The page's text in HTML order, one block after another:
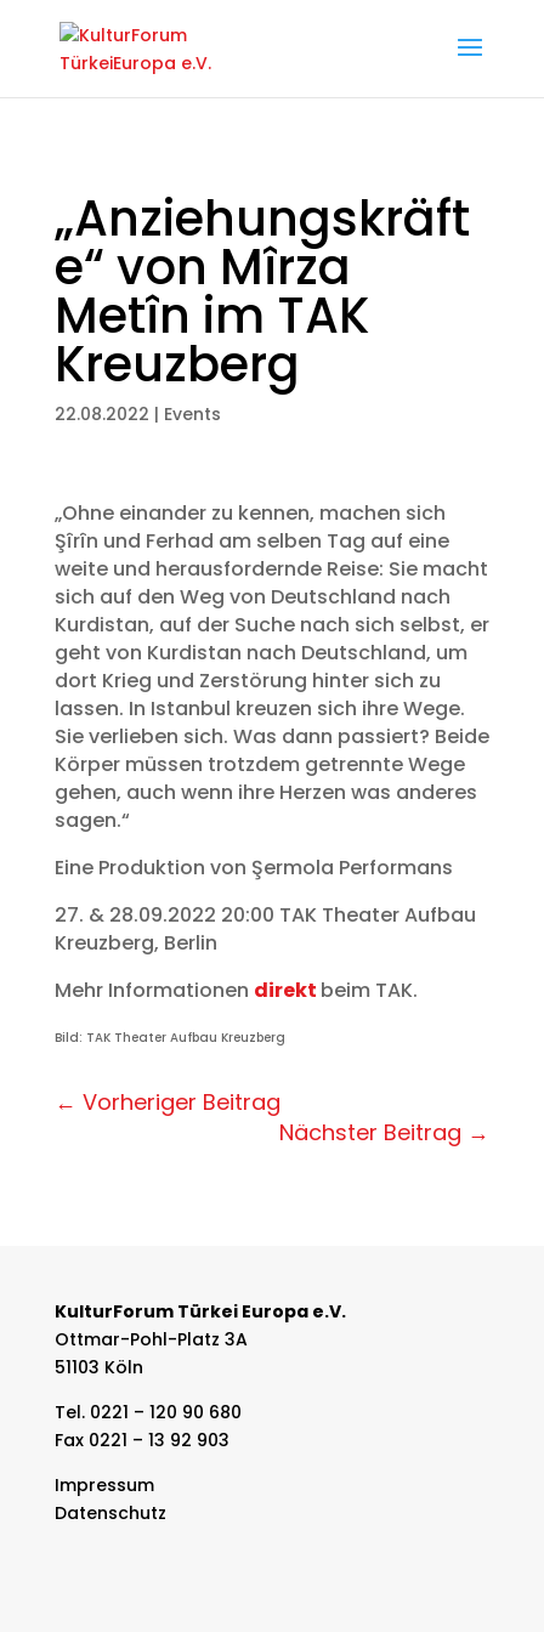
„Anziehungskräft
e“ von Mîrza
Metîn im TAK
Kreuzberg
22.08.2022 | Events
„Ohne einander zu kennen, machen sich
Şîrîn und Ferhad am selben Tag auf eine
weite und herausfordernde Reise: Sie macht
sich auf den Weg von Deutschland nach
Kurdistan, auf der Suche nach sich selbst, er
geht von Kurdistan nach Deutschland, um
dort Krieg und Zerstörung hinter sich zu
lassen. In Istanbul kreuzen sich ihre Wege.
Sie verlieben sich. Was dann passiert? Beide
Körper müssen trotzdem getrennte Wege
gehen, auch wenn ihre Herzen was anderes
sagen.“
Eine Produktion von Şermola Performans
27. & 28.09.2022 20:00 TAK Theater Aufbau
Kreuzberg, Berlin
Mehr Informationen direkt beim TAK.
Bild: TAK Theater Aufbau Kreuzberg
← Vorheriger Beitrag
Nächster Beitrag →
KulturForum Türkei Europa e.V.
Ottmar-Pohl-Platz 3A
51103 Köln
Tel. 0221 – 120 90 680
Fax 0221 – 13 92 903
Impressum
Datenschutz